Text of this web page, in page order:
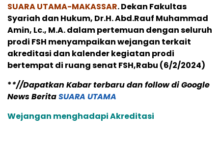
SUARA UTAMA-MAKASSAR. Dekan Fakultas
Syariah dan Hukum, Dr.H. Abd.Rauf Muhammad
Amin, Lc., M.A. dalam pertemuan dengan seluruh
prodi FSH menyampaikan wejangan terkait
akreditasi dan kalender kegiatan prodi
bertempat di ruang senat FSH,Rabu (6/2/2024)
**//Dapatkan Kabar terbaru dan follow di Google
News BeritaSUARA UTAMA
Wejangan menghadapi Akreditasi